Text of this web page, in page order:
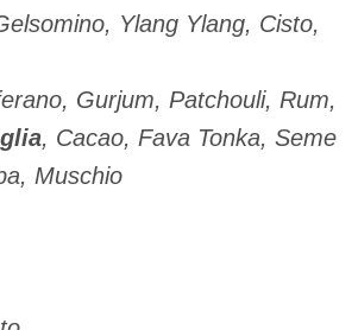
Ylang Ylang, Cisto,
Gurjum, Patchouli, Rum,
, Cacao, Fava Tonka, Seme
Muschio